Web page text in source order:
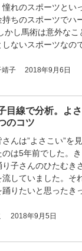
憧れのスポーツとい
持ちのスポーツでハ
かし馬術は意外な
しないスポーツなの
靖子 2018年9月6日
目線で分析。よ
のコツ
んは”よさこい”を
のは5年前でした。
子さんのひたむき
していました。そ
りたいと思ったき
2018年9月5日